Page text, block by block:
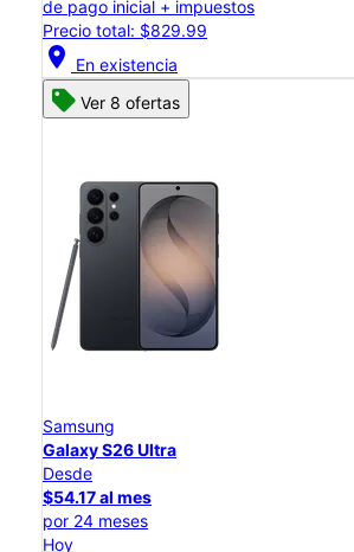
de pago inicial + impuestos
Precio total: $829.99
location_on En existencia
Ver 8 ofertas
Samsung
Galaxy S26 Ultra
Desde
$54.17 al mes
por 24 meses
Hoy